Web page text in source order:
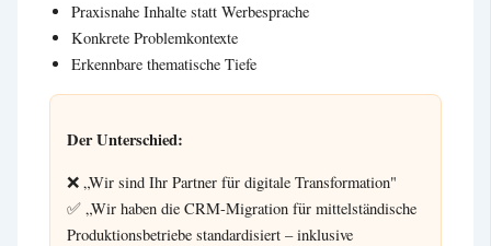
Praxisnahe Inhalte statt Werbesprache
Konkrete Problemkontexte
Erkennbare thematische Tiefe
Der Unterschied:
❌ „Wir sind Ihr Partner für digitale Transformation"
✅ „Wir haben die CRM-Migration für mittelständische
Produktionsbetriebe standardisiert – inklusive